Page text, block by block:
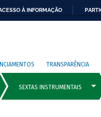
À INFORMAÇÃO
TRANSPARÊNCIA